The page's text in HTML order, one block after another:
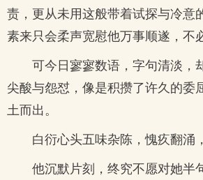
责，更从未用这般带着试探与冷意
素来只会柔声宽慰他万事顺遂，不
可今日寥寥数语，字句清淡，
尖酸与怨怼，像是积攒了许久的委
土而出。
白衍心头五味杂陈，愧疚翻涌
他沉默片刻，终究不愿对她半